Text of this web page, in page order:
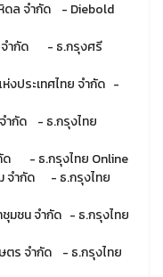
ดล จำกัด - Diebold
จำกัด - ธ.กรุงศรี
งประเทศไทย จำกัด -
กัด - ธ.กรุงไทย
ด - ธ.กรุงไทย Online
จำกัด - ธ.กรุงไทย
ชน จำกัด - ธ.กรุงไทย
ตร จำกัด - ธ.กรุงไทย